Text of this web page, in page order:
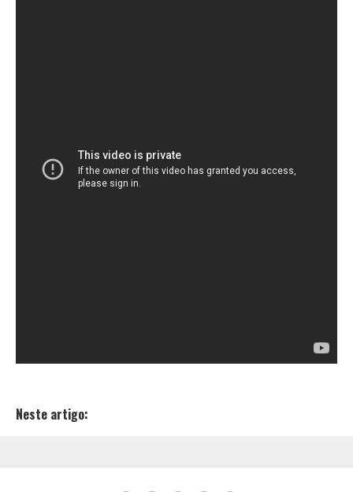
Neste artigo: